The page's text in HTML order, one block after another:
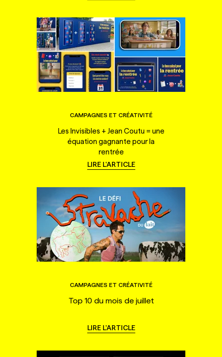
CAMPAGNES ET CRÉATIVITÉ
Les Invisibles + Jean Coutu = une
équation gagnante pour la
rentrée
LIRE L'ARTICLE
CAMPAGNES ET CRÉATIVITÉ
Top 10 du mois de juillet
LIRE L'ARTICLE